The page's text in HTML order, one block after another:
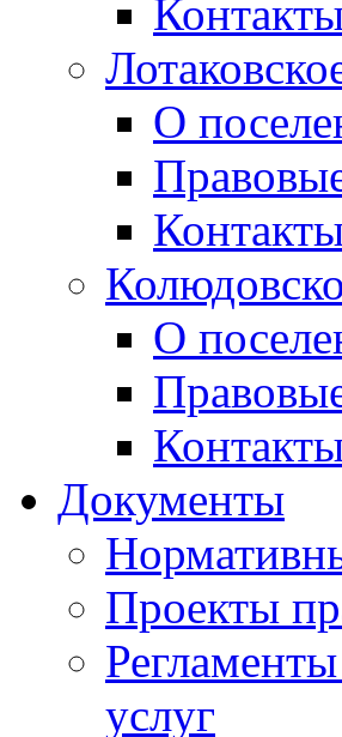
О
О
Документы
Проекты
услуг